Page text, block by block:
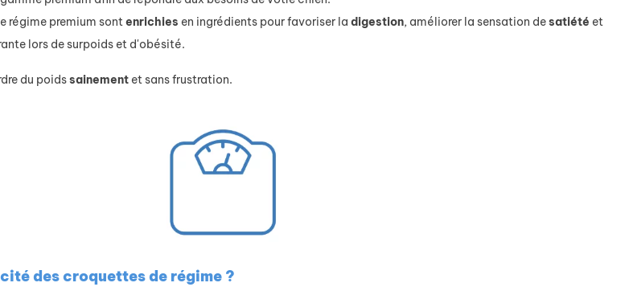
régime premium sontenrichies en ingrédients pour favoriser la digestion, améliorer la sensation desatiété et
lors de surpoids et d'obésité.
du poidssainement et sans frustration.
des croquettes de régime ?